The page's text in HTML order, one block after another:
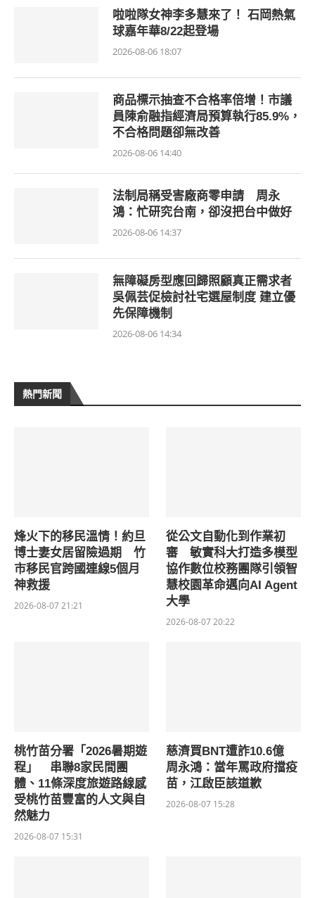
啦啦隊女神李多慧來了！ 石岡熱氣
球嘉年華8/22起登場
2026-08-06 18:07
商品標示抽查不合格率倍增！市議
員陳俞融指經濟局預算執行85.9%，
不合格問題卻無改善
2026-08-06 14:40
法制局稱受害廠商零申請 周永
鴻：忙研究台南，卻沒把台中做好
2026-08-06 14:37
無障礙房型應回歸照顧真正需求者
吳佩芸促檢討社宅選屋制度 建立優
先保障機制
2026-08-06 14:34
熱門新聞
烽火下的移民溫情！約旦
博士妻女居留險過期 竹
市移民官跨國連線5個月
神救援
2026-08-07 21:21
從公文自動化到作業初
審 敏實科大打造多模型
協作數位校務團隊引領智
慧校園革命邁向AI Agent
大學
2026-08-07 20:22
桃竹苗分署「2026暑期遊
程」 串聯8家民間團
體、11條深度旅遊路線感
受桃竹苗豐富的人文與自
然魅力
2026-08-07 15:31
慈濟買BNT遭詐10.6億
周永鴻：當年罵政府擋疫
苗，江啟臣該道歉
2026-08-07 15:28